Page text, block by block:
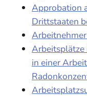
Approbation
Drittstaaten
Arbeitsplätze
in einer